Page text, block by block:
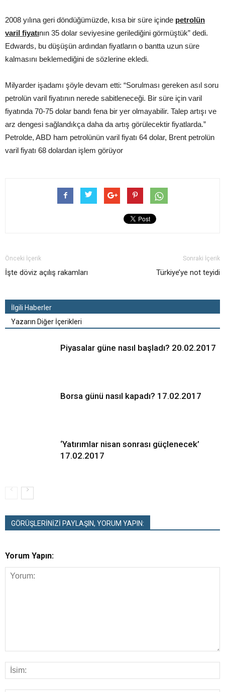
2008 yılına geri döndüğümüzde, kısa bir süre içinde petrolün
varil fiyatının 35 dolar seviyesine gerilediğini görmüştük” dedi.
Edwards, bu düşüşün ardından fiyatların o bantta uzun süre
kalmasını beklemediğini de sözlerine ekledi.
Milyarder işadamı şöyle devam etti: “Sorulması gereken asıl soru
petrolün varil fiyatının nerede sabitleneceği. Bir süre için varil
fiyatında 70-75 dolar bandı fena bir yer olmayabilir. Talep artışı ve
arz dengesi sağlandıkça daha da artış görülecektir fiyatlarda.”
Petrolde, ABD ham petrolünün varil fiyatı 64 dolar, Brent petrolün
varil fiyatı 68 dolardan işlem görüyor
Önceki İçerik
İşte döviz açılış rakamları
Sonraki İçerik
Türkiye’ye not teyidi
İlgili Haberler
Yazarın Diğer İçerikleri
Piyasalar güne nasıl başladı? 20.02.2017
Borsa günü nasıl kapadı? 17.02.2017
‘Yatırımlar nisan sonrası güçlenecek’
17.02.2017
GÖRÜŞLERİNİZİ PAYLAŞIN, YORUM YAPIN:
Yorum Yapın: